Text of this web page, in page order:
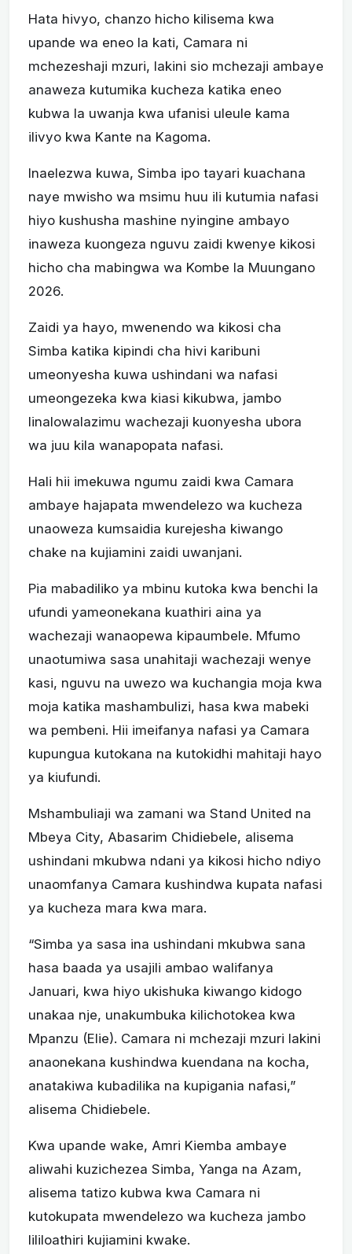
Hata hivyo, chanzo hicho kilisema kwa
upande wa eneo la kati, Camara ni
mchezeshaji mzuri, lakini sio mchezaji ambaye
anaweza kutumika kucheza katika eneo
kubwa la uwanja kwa ufanisi uleule kama
ilivyo kwa Kante na Kagoma.
Inaelezwa kuwa, Simba ipo tayari kuachana
naye mwisho wa msimu huu ili kutumia nafasi
hiyo kushusha mashine nyingine ambayo
inaweza kuongeza nguvu zaidi kwenye kikosi
hicho cha mabingwa wa Kombe la Muungano
2026.
Zaidi ya hayo, mwenendo wa kikosi cha
Simba katika kipindi cha hivi karibuni
umeonyesha kuwa ushindani wa nafasi
umeongezeka kwa kiasi kikubwa, jambo
linalowalazimu wachezaji kuonyesha ubora
wa juu kila wanapopata nafasi.
Hali hii imekuwa ngumu zaidi kwa Camara
ambaye hajapata mwendelezo wa kucheza
unaoweza kumsaidia kurejesha kiwango
chake na kujiamini zaidi uwanjani.
Pia mabadiliko ya mbinu kutoka kwa benchi la
ufundi yameonekana kuathiri aina ya
wachezaji wanaopewa kipaumbele. Mfumo
unaotumiwa sasa unahitaji wachezaji wenye
kasi, nguvu na uwezo wa kuchangia moja kwa
moja katika mashambulizi, hasa kwa mabeki
wa pembeni. Hii imeifanya nafasi ya Camara
kupungua kutokana na kutokidhi mahitaji hayo
ya kiufundi.
Mshambuliaji wa zamani wa Stand United na
Mbeya City, Abasarim Chidiebele, alisema
ushindani mkubwa ndani ya kikosi hicho ndiyo
unaomfanya Camara kushindwa kupata nafasi
ya kucheza mara kwa mara.
“Simba ya sasa ina ushindani mkubwa sana
hasa baada ya usajili ambao walifanya
Januari, kwa hiyo ukishuka kiwango kidogo
unakaa nje, unakumbuka kilichotokea kwa
Mpanzu (Elie). Camara ni mchezaji mzuri lakini
anaonekana kushindwa kuendana na kocha,
anatakiwa kubadilika na kupigania nafasi,”
alisema Chidiebele.
Kwa upande wake, Amri Kiemba ambaye
aliwahi kuzichezea Simba, Yanga na Azam,
alisema tatizo kubwa kwa Camara ni
kutokupata mwendelezo wa kucheza jambo
lililoathiri kujiamini kwake.